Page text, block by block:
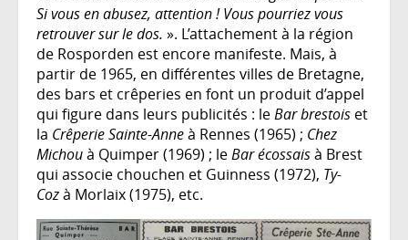
Si vous en abusez, attention ! Vous pourriez vous
retrouver sur le dos. ». L’attachement à la région
de Rosporden est encore manifeste. Mais, à
partir de 1965, en différentes villes de Bretagne,
des bars et crêperies en font un produit d’appel
qui figure dans leurs publicités : leBar brestois et
la Crêperie Sainte-Anneà Rennes (1965) ; Chez
Michouà Quimper (1969) ; leBar écossaisà Brest
qui associe chouchen et Guinness (1972), Ty-
Cozà Morlaix (1975), etc.